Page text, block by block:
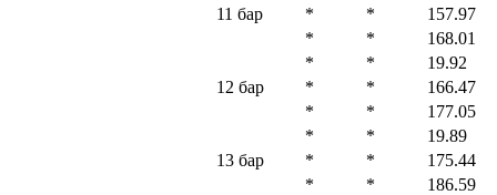
11 бар
*
*
157.97
*
* 168.01
12 бар
* *
19.92
*
*
166.47
*
* 177.05
13 бар
* *
19.89
*
*
175.44
*
* 186.59